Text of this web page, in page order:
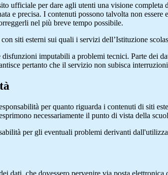
ufficiale per dare agli utenti una visione
e precisa. I contenuti possono talvolta non
nel più breve tempo possibile.
siti esterni sui quali i servizi dell’Istituzione
imputabili a problemi tecnici. Parte dei
pertanto che il servizio non subisca
per quanto riguarda i contenuti di siti
necessariamente il punto di vista della
per gli eventuali problemi derivanti